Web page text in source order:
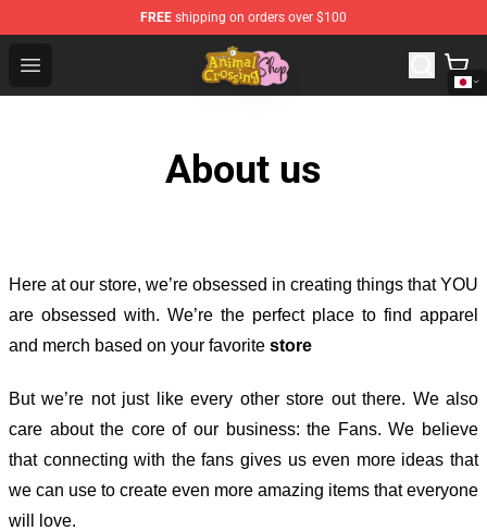
FREE shipping on orders over $100
Open menu
Animal Crossing Shop - Official Animal Crossing
About us
Here at our store, we’re obsessed in creating things that YOU
are obsessed with. We’re the perfect place to find apparel
and merch based on your favorite store
But we’re not just like every other store out there. We also
care about the core of our business: the Fans. We believe
that connecting with the fans gives us even more ideas that
we can use to create even more amazing items that everyone
will love.